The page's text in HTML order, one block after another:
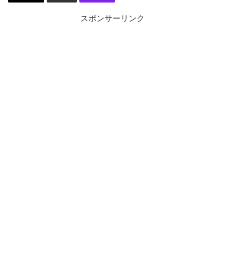
スポンサーリンク